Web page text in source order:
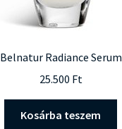
Belnatur Radiance Serum
25.500 Ft
Kosárba teszem